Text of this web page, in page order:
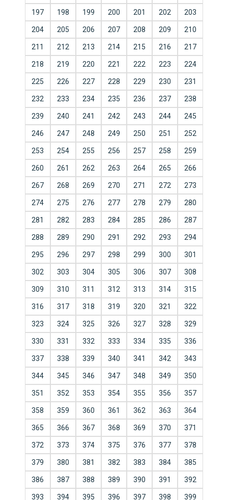
197 198 199 200 201 202 203
204 205 206 207 208 209 210
211 212 213 214 215 216 217
218 219 220 221 222 223 224
225 226 227 228 229 230 231
232 233 234 235 236 237 238
239 240 241 242 243 244 245
246 247 248 249 250 251 252
253 254 255 256 257 258 259
260 261 262 263 264 265 266
267 268 269 270 271 272 273
274 275 276 277 278 279 280
281 282 283 284 285 286 287
288 289 290 291 292 293 294
295 296 297 298 299 300 301
302 303 304 305 306 307 308
309 310 311 312 313 314 315
316 317 318 319 320 321 322
323 324 325 326 327 328 329
330 331 332 333 334 335 336
337 338 339 340 341 342 343
344 345 346 347 348 349 350
351 352 353 354 355 356 357
358 359 360 361 362 363 364
365 366 367 368 369 370 371
372 373 374 375 376 377 378
379 380 381 382 383 384 385
386 387 388 389 390 391 392
393 394 395 396 397 398 399